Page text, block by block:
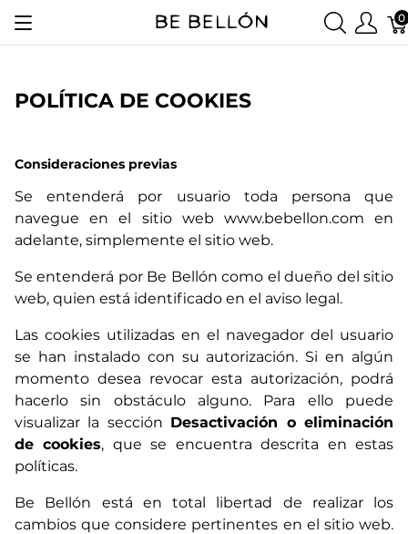
0
POLÍTICA DE COOKIES
Consideraciones previas
Se entenderá por usuario toda persona que
navegue en el sitio web www.bebellon.com en
adelante, simplemente el sitio web.
Se entenderá por Be Bellón como el dueño del sitio
web, quien está identificado en el aviso legal.
Las cookies utilizadas en el navegador del usuario
se han instalado con su autorización. Si en algún
momento desea revocar esta autorización, podrá
hacerlo sin obstáculo alguno. Para ello puede
visualizar la sección Desactivación o eliminación
de cookies, que se encuentra descrita en estas
políticas.
Be Bellón está en total libertad de realizar los
cambios que considere pertinentes en el sitio web.